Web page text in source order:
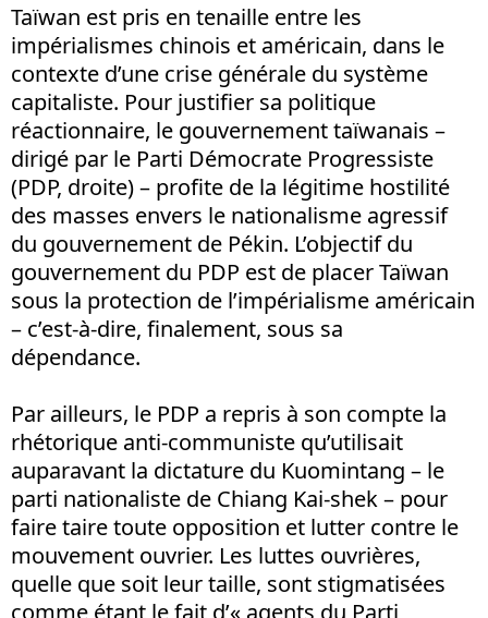
Taïwan est pris en tenaille entre les
impérialismes chinois et américain, dans le
contexte d’une crise générale du système
capitaliste. Pour justifier sa politique
réactionnaire, le gouvernement taïwanais –
dirigé par le Parti Démocrate Progressiste
(PDP, droite) – profite de la légitime hostilité
des masses envers le nationalisme agressif
du gouvernement de Pékin. L’objectif du
gouvernement du PDP est de placer Taïwan
sous la protection de l’impérialisme américain
– c’est-à-dire, finalement, sous sa
dépendance.
Par ailleurs, le PDP a repris à son compte la
rhétorique anti-communiste qu’utilisait
auparavant la dictature du Kuomintang – le
parti nationaliste de Chiang Kai-shek – pour
faire taire toute opposition et lutter contre le
mouvement ouvrier. Les luttes ouvrières,
quelle que soit leur taille, sont stigmatisées
comme étant le fait d’« agents du Parti